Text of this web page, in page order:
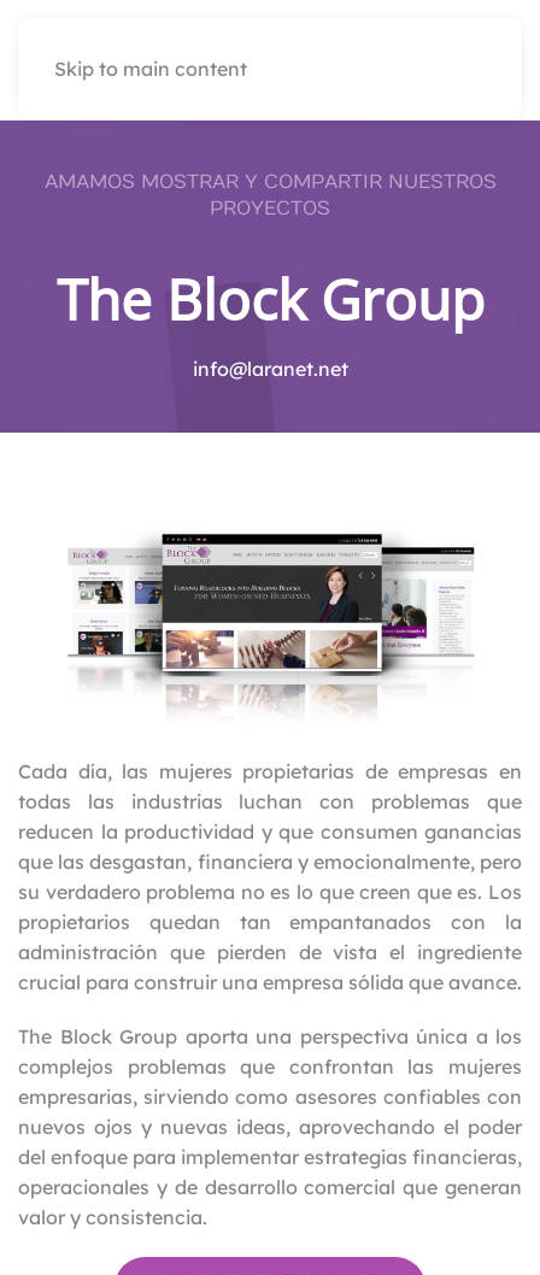
Skip to main content
AMAMOS MOSTRAR Y COMPARTIR NUESTROS
PROYECTOS
The Block Group
info@laranet.net
Cada día, las mujeres propietarias de empresas en
todas las industrias luchan con problemas que
reducen la productividad y que consumen ganancias
que las desgastan, financiera y emocionalmente, pero
su verdadero problema no es lo que creen que es. Los
propietarios quedan tan empantanados con la
administración que pierden de vista el ingrediente
crucial para construir una empresa sólida que avance.
The Block Group aporta una perspectiva única a los
complejos problemas que confrontan las mujeres
empresarias, sirviendo como asesores confiables con
nuevos ojos y nuevas ideas, aprovechando el poder
del enfoque para implementar estrategias financieras,
operacionales y de desarrollo comercial que generan
valor y consistencia.